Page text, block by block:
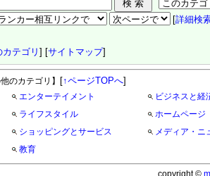
[詳細検
カテゴリ ] [サイトマップ]
他のカテゴリ】 [↑ページTOPへ]
エンターテイメント
ビジネスと経
ライフスタイル
ホームページ
ショッピングとサービス
メディア・ニ
教育
copyright ©